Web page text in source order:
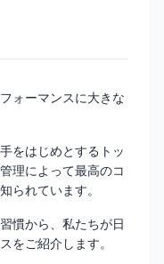
ォーマンスに大きな
をはじめとするトッ
理によって最高のコ
られています。
慣から、私たちが日
をご紹介します。